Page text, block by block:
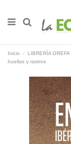
Inicio LIBRERÍA GREFA
huellas y rastros